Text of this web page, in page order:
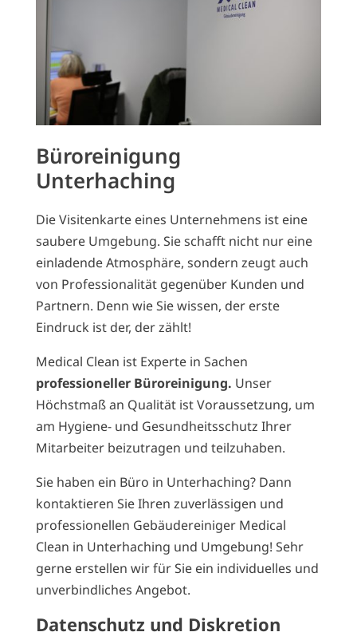
Büroreinigung
Unterhaching
Die Visitenkarte eines Unternehmens ist eine
saubere Umgebung. Sie schafft nicht nur eine
einladende Atmosphäre, sondern zeugt auch
von Professionalität gegenüber Kunden und
Partnern. Denn wie Sie wissen, der erste
Eindruck ist der, der zählt!
Medical Clean ist Experte in Sachen
professioneller Büroreinigung. Unser
Höchstmaß an Qualität ist Voraussetzung, um
am Hygiene- und Gesundheitsschutz Ihrer
Mitarbeiter beizutragen und teilzuhaben.
Sie haben ein Büro in Unterhaching? Dann
kontaktieren Sie Ihren zuverlässigen und
professionellen Gebäudereiniger Medical
Clean in Unterhaching und Umgebung! Sehr
gerne erstellen wir für Sie ein individuelles und
unverbindliches Angebot.
Datenschutz und Diskretion